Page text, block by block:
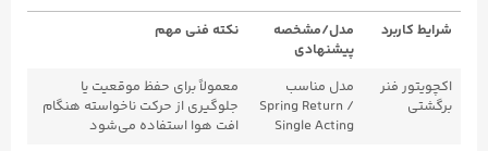
شرایط کاربرد
مدل/مشخصه
پیشنهادی
نکته فنی مهم
اکچویتور فنر
برگشتی
مدل مناسب
Spring Return /
Single Acting
معمولاً برای حفظ موقعیت یا
جلوگیری از حرکت ناخواسته هنگام
افت هوا استفاده می‌شود